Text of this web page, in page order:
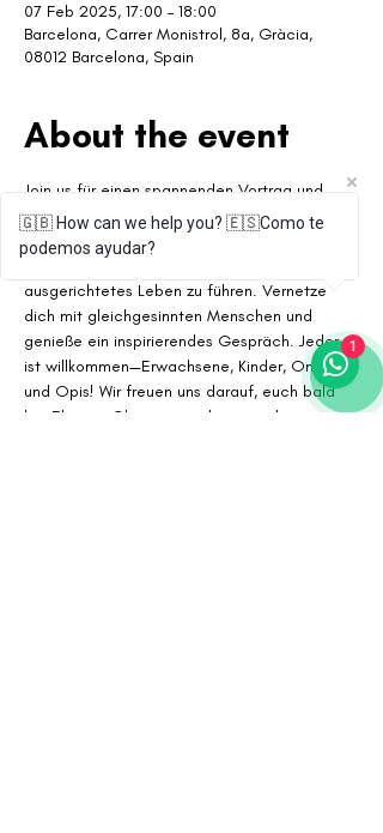
07 Feb 2025, 17:00 – 18:00
Barcelona, Carrer Monistrol, 8a, Gràcia,
08012 Barcelona, Spain
About the event
Join us für einen spannenden Vortrag und
entdecke unteranderem die vielen Vorteile
der Chiropraktik! Erfahre, wie sie dir helfen
ausgerichtetes Leben zu führen. Vernetze
dich mit gleichgesinnten Menschen und
genieße ein inspirierendes Gespräch. Jeder
ist willkommen—Erwachsene, Kinder, Omis
und Opis! Wir freuen uns darauf, euch bald
bei Elevate Chiropractic kennenzulernen.
🇬🇧 How can we help you? 🇪🇸Como te
podemos ayudar?
1